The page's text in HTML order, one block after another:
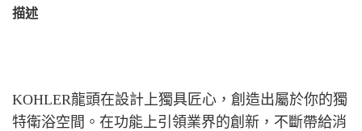
描述
KOHLER龍頭在設計上獨具匠心，創造出屬於你的獨
特衛浴空間。在功能上引領業界的創新，不斷帶給消